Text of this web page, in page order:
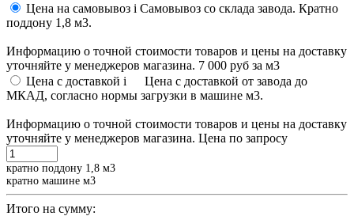
Цена на самовывоз i Самовывоз со склада завода. Кратно
поддону 1,8 м3.
Информацию о точной стоимости товаров и цены на доставку
уточняйте у менеджеров магазина. 7 000 руб за м3
Цена с доставкой i
Цена с доставкой от завода до
МКАД, согласно нормы загрузки в машине м3.
Информацию о точной стоимости товаров и цены на доставку
уточняйте у менеджеров магазина. Цена по запросу
кратно поддону 1,8 м3
кратно машине м3
Итого на сумму: